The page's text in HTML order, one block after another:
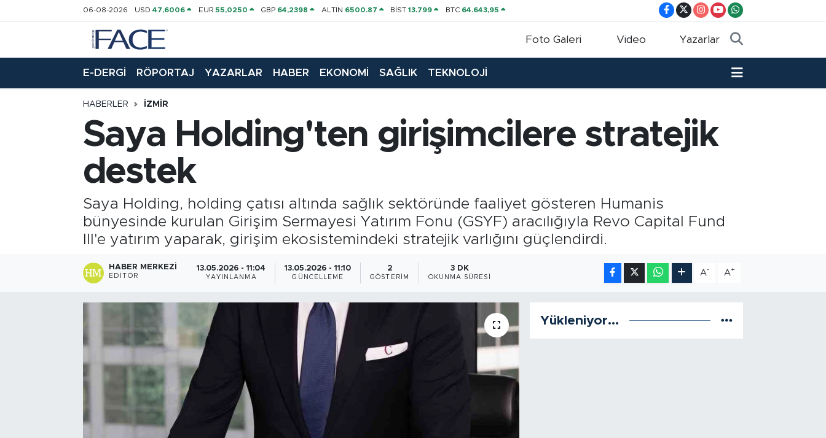
06-08-2026 USD47,6006 EUR 55,0250 GBP 64,2398 ALTIN 6500.87 BİST13.799 BTC 64.643,95
Foto Galeri Video Yazarlar
E-DERGİ RÖPORTAJ YAZARLAR HABER EKONOMİ SAĞLIK TEKNOLOJİ
HABERLER İZMIR
Saya Holding'ten girişimcilere stratejik
destek
Saya Holding, holding çatısı altında sağlık sektöründe faaliyet gösteren Humanis
bünyesinde kurulan Girişim Sermayesi Yatırım Fonu (GSYF) aracılığıyla Revo Capital Fund
III'e yatırım yaparak, girişim ekosistemindeki stratejik varlığını güçlendirdi.
HABER MERKEZI
EDITÖR
13.05.2026 - 11:04
YAYINLANMA
13.05.2026 - 11:10
GÜNCELLEME
2
GÖSTERIM
3 DK
OKUNMA SÜRESI
A- A+
Yükleniyor...
Nöbetçi Eczaneler
Hava Durumu
Trafik Durumu
Süper Lig Puan Durumu ve Fikstür
Tüm Manşetler
Son Dakika Haberleri
Haber Arşivi